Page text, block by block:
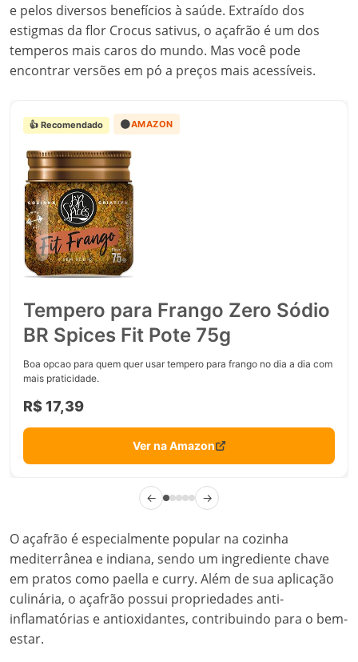
e pelos diversos benefícios à saúde. Extraído dos
estigmas da flor Crocus sativus, o açafrão é um dos
temperos mais caros do mundo. Mas você pode
encontrar versões em pó a preços mais acessíveis.
👍 Recomendado 🟠AMAZON
Tempero para Frango Zero Sódio
BR Spices Fit Pote 75g
Boa opcao para quem quer usar tempero para frango no dia a dia com
mais praticidade.
R$ 17,39
Ver na Amazon
← →
O açafrão é especialmente popular na cozinha
mediterrânea e indiana, sendo um ingrediente chave
em pratos como paella e curry. Além de sua aplicação
culinária, o açafrão possui propriedades anti-
inflamatórias e antioxidantes, contribuindo para o bem-
estar.